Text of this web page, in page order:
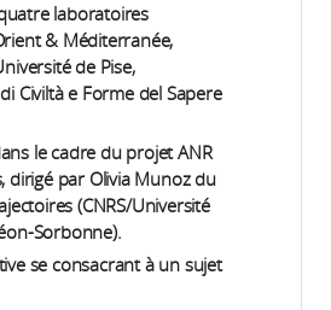
laboratoires
& Méditerranée,
de Pise,
Civiltà e Forme del Sapere
le cadre du projet ANR
dirigé par Olivia Munoz du
(CNRS/Université
Sorbonne).
se consacrant à un sujet